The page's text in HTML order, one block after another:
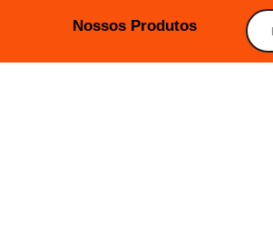
Nossos Produtos